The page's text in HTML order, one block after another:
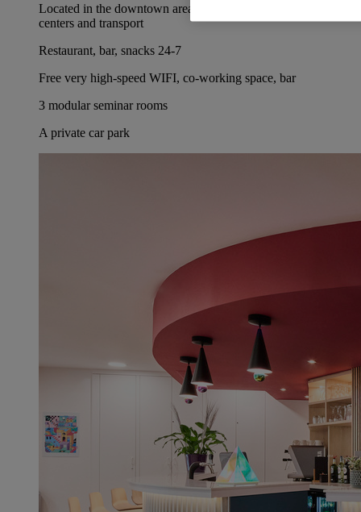
Located in the downtown area, close to stores, business
centers and transport
Restaurant, bar, snacks 24-7
Free very high-speed WIFI, co-working space, bar
3 modular seminar rooms
A private car park